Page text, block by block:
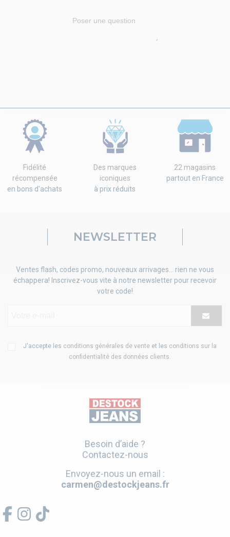
Fidélité
récompensée
en bons d'achats
Des marques
iconiques
à prix réduits
22 magasins
partout en France
NEWSLETTER
Ventes flash, codes promo, nouveaux arrivages... rien ne vous
échappera! Inscrivez-vous vite à notre newsletter pour recevoir
votre code!
J'accepte les conditions générales de vente et les conditions sur la
confidentialité des données clients.
Besoin d’aide ?
Contactez-nous
Envoyez-nous un email :
carmen@destockjeans.fr